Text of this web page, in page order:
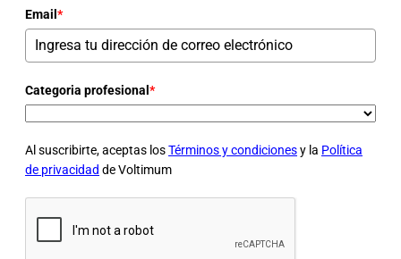
Email *
Categoria profesional *
Al suscribirte, aceptas losTérminos y condicionesy la Política
de privacidad de Voltimum